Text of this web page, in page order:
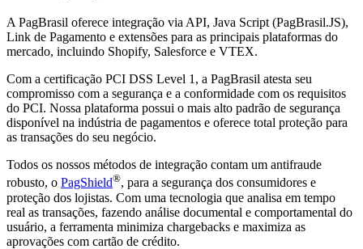
A PagBrasil oferece integração via API, Java Script (PagBrasil.JS),
Link de Pagamento e extensões para as principais plataformas do
mercado, incluindo Shopify, Salesforce e VTEX.
Com a certificação PCI DSS Level 1, a PagBrasil atesta seu
compromisso com a segurança e a conformidade com os requisitos
do PCI. Nossa plataforma possui o mais alto padrão de segurança
disponível na indústria de pagamentos e oferece total proteção para
as transações do seu negócio.
Todos os nossos métodos de integração contam um antifraude
robusto, o PagShield®, para a segurança dos consumidores e
proteção dos lojistas. Com uma tecnologia que analisa em tempo
real as transações, fazendo análise documental e comportamental do
usuário, a ferramenta minimiza chargebacks e maximiza as
aprovações com cartão de crédito.